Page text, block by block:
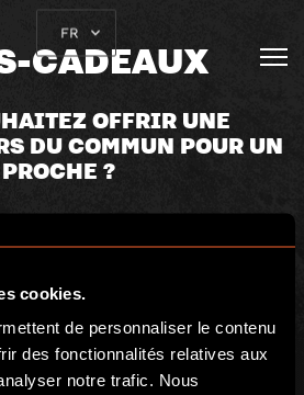
cookies.
de personnaliser le contenu
des fonctionnalités relatives aux
notre trafic. Nous
FR
CADEAUX
OFFRIR UNE
DU COMMUN POUR UN
PROCHE ?